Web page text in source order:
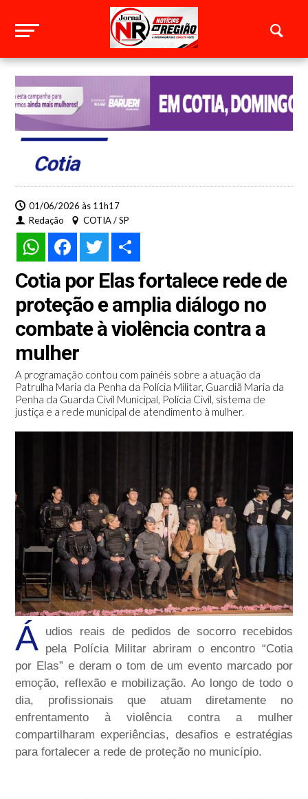
Cotia
01/06/2026 às 11h17
Redação
COTIA / SP
WhatsAppFacebookTwitter
Cotia por Elas fortalece rede de
proteção e amplia diálogo no
combate à violência contra a
mulher
A programação contou com painéis sobre a atuação da
Patrulha Maria da Penha da Polícia Militar, Guardiã Maria da
Penha da Guarda Civil Municipal, Polícia Civil, sistema de
justiça e a rede municipal de atendimento à mulher.
Á udios reais de pedidos de socorro recebidos
pela Polícia Militar abriram o encontro “Cotia
por Elas” e deram o tom de um evento marcado por
emoção, reflexão e mobilização. Ao longo de todo o
dia, profissionais que atuam diretamente no
enfrentamento à violência contra a mulher
compartilharam experiências, desafios e estratégias
para fortalecer a rede de proteção no município.